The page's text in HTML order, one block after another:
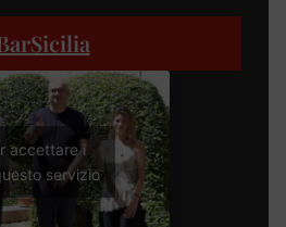
accettare i
servizio